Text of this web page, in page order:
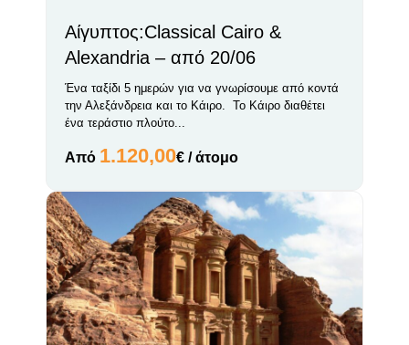
Αίγυπτος:Classical Cairo &
Alexandria – από 20/06
Ένα ταξίδι 5 ημερών για να γνωρίσουμε από κοντά
την Αλεξάνδρεια και το Κάιρο. Το Κάιρο διαθέτει
ένα τεράστιο πλούτο...
Από 1.120,00€ / άτομο